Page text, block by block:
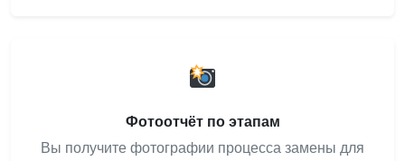
Фотоотчёт по этапам
Вы получите фотографии процесса замены для